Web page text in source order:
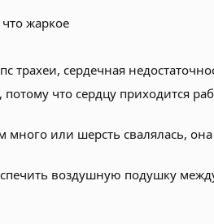
жаркое
трахеи, сердечная
что сердцу приходится
или шерсть свалялась, она
воздушную подушку